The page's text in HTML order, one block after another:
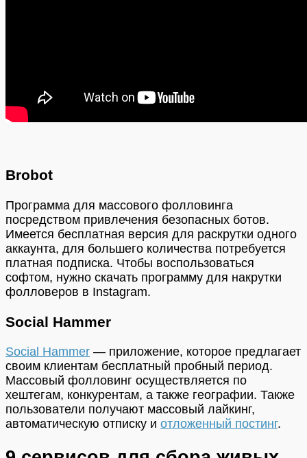
Brobot
Программа для массового фолловинга
посредством привлечения безопасных ботов.
Имеется бесплатная версия для раскрутки одного
аккаунта, для большего количества потребуется
платная подписка. Чтобы воспользоваться
софтом, нужно скачать программу для накрутки
фолловеров в Instagram.
Social Hammer
Social Hammer — приложение, которое предлагает
своим клиентам бесплатный пробный период.
Массовый фолловинг осуществляется по
хештегам, конкурентам, а также географии. Также
пользователи получают массовый лайкинг,
автоматическую отписку и отложенный постинг.